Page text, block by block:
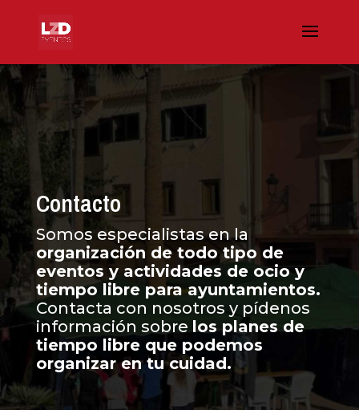
Contacto
Somos especialistas en la
organización de todo tipo de
eventos y actividades de ocio y
tiempo libre para ayuntamientos.
Contacta con nosotros y pídenos
información sobre los planes de
tiempo libre que podemos
organizar en tu cuidad.